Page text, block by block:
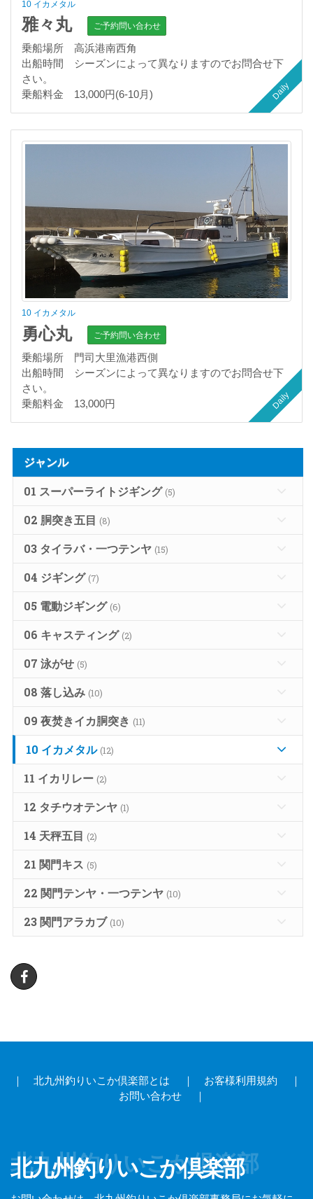
Daily
10 イカメタル
雅々丸 ご予約問い合わせ
乗船場所 高浜港南西角
出船時間 シーズンによって異なりますのでお問合せ下
さい。
乗船料金 13,000円(6-10月)
Daily
10 イカメタル
勇心丸 ご予約問い合わせ
乗船場所 門司大里漁港西側
出船時間 シーズンによって異なりますのでお問合せ下
さい。
乗船料金 13,000円
ジャンル
01 スーパーライトジギング (5)
02 胴突き五目 (8)
03 タイラバ・一つテンヤ (15)
04 ジギング (7)
05 電動ジギング (6)
06 キャスティング (2)
07 泳がせ (5)
08 落し込み (10)
09 夜焚きイカ胴突き (11)
10 イカメタル (12)
11 イカリレー (2)
12 タチウオテンヤ (1)
14 天秤五目 (2)
21 関門キス (5)
22 関門テンヤ・一つテンヤ (10)
23 関門アラカブ (10)
Facebook
｜ 北九州釣りいこか倶楽部とは ｜ お客様利用規約
｜
お問い合わせ
｜
北九州釣りいこか倶楽部
北九州釣りいこか倶楽部